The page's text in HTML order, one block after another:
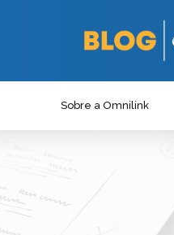
Sobre a Omnilink